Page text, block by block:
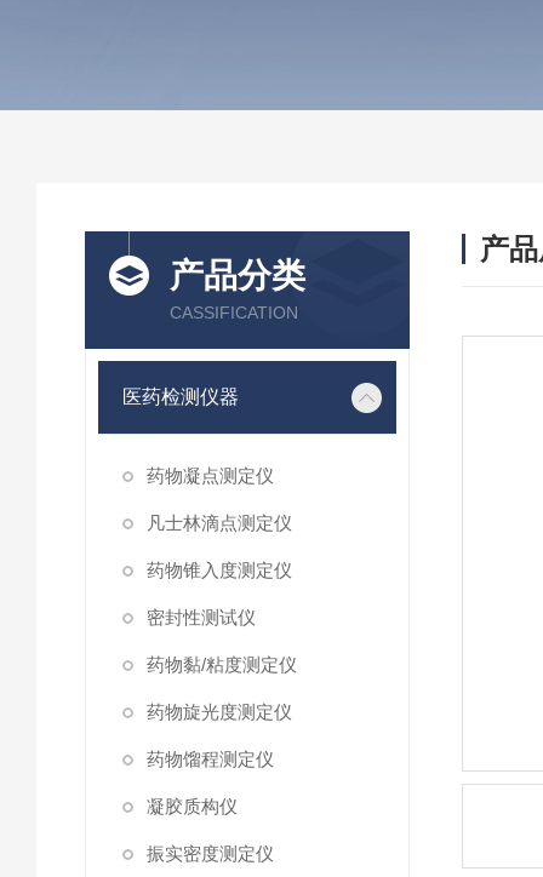
产品分类
CASSIFICATION
医药检测仪器
药物凝点测定仪
凡士林滴点测定仪
药物锥入度测定仪
密封性测试仪
药物黏/粘度测定仪
药物旋光度测定仪
药物馏程测定仪
凝胶质构仪
振实密度测定仪
产